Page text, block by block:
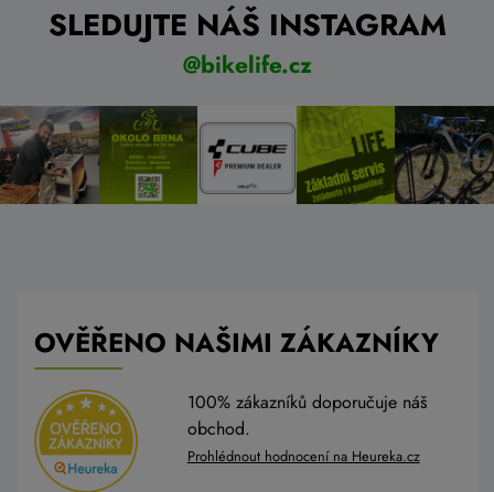
SLEDUJTE NÁŠ INSTAGRAM
@bikelife.cz
OVĚŘENO NAŠIMI ZÁKAZNÍKY
100% zákazníků doporučuje náš
obchod.
Prohlédnout hodnocení na Heureka.cz